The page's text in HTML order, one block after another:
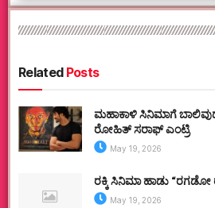
RelatedPosts
ಮಹಾಕಾಳಿ ಸಿನಿಮಾಗೆ
ರೋಹಿತ್ ಸರಾಫ್ ಎಂಟ್ರಿ
May 19, 2026
ರಕ್ಕಿ ಸಿನಿಮಾ ಹಾಡು “ರಗಡೋ
May 19, 2026